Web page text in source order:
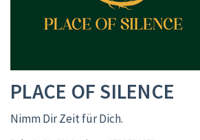
PLACE OF SILENCE
Nimm Dir Zeit für Dich.